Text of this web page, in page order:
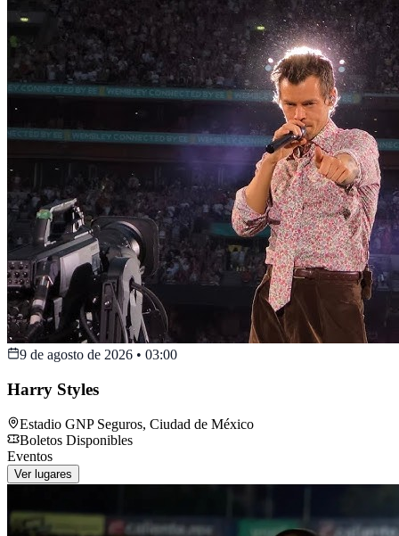
9 de agosto de 2026 • 03:00
Harry Styles
Estadio GNP Seguros, Ciudad de México
Boletos Disponibles
Eventos
Ver lugares